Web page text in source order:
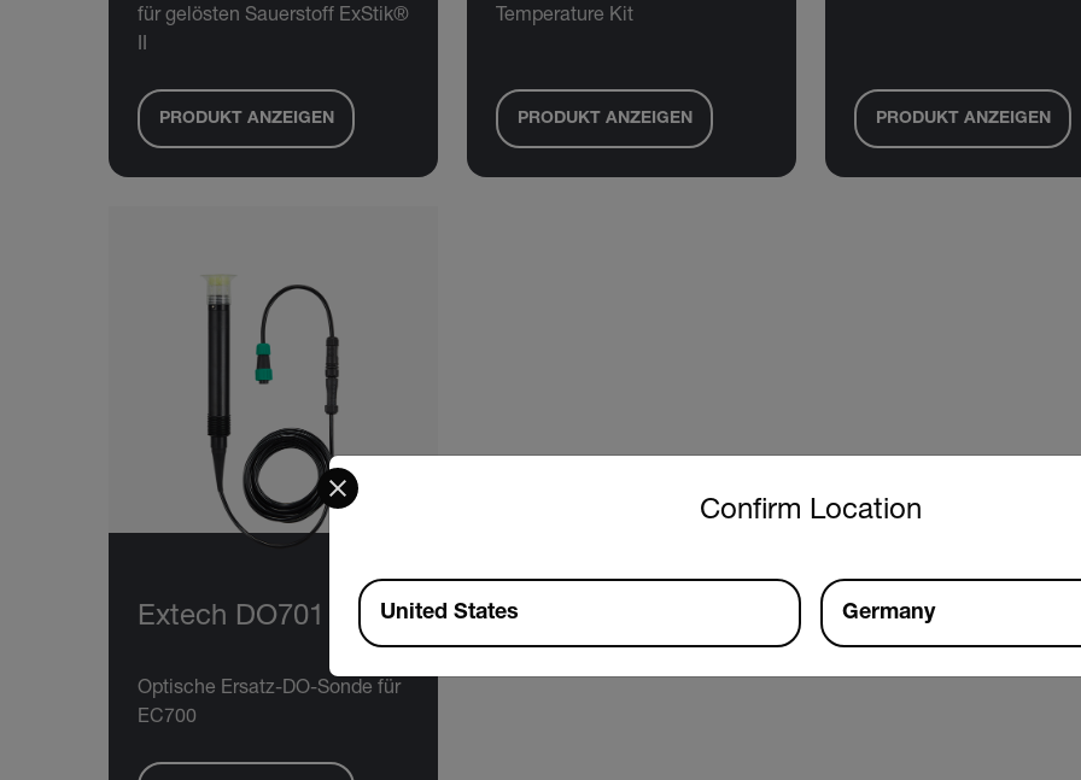
für gelösten Sauerstoff ExStik®
II
PRODUKT ANZEIGEN
Temperature Kit
PRODUKT ANZEIGEN PRODUKT ANZEIGEN
Extech DO701
Optische Ersatz-DO-Sonde für
EC700
Confirm Location
Select your preferred country and language from the options below to access the
Available Locations
United States Germany